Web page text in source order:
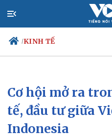
/KINH TẾ
Chính trị
Đảng
Tổ chức nhân sự
Quốc hội
Cơ hội mở ra
tế, đầu tư giữa
Indonesia